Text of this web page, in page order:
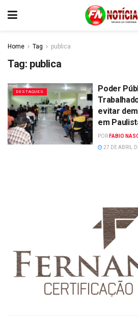
Home Tag publica
Tag: publica
DESTAQUES
Poder
evitar
em
POR FABIO
27 DE ABRIL